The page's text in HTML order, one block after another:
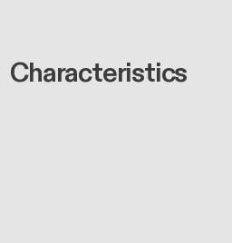
Characteristics